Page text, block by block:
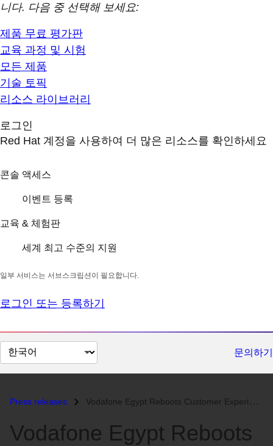
니다. 다음 중 선택해 보세요:
제품 무료 평가판
교육 과정 및 시험
모든 제품
기술 토픽
리소스 라이브러리
로그인
Red Hat 계정을 사용하여 더 많은 리소스를 확인하세요
콘솔 액세스
이벤트 등록
교육 & 체험판
세계 최고 수준의 지원
일부 서비스는 서브스크립션이 필요합니다.
로그인 또는 등록하기
페
이
언
문의하기
Press releases Vodafone Egypt Reboots Customer Experience with Red Hat’s Hybrid Cloud...
Vodafone Egypt Reboots